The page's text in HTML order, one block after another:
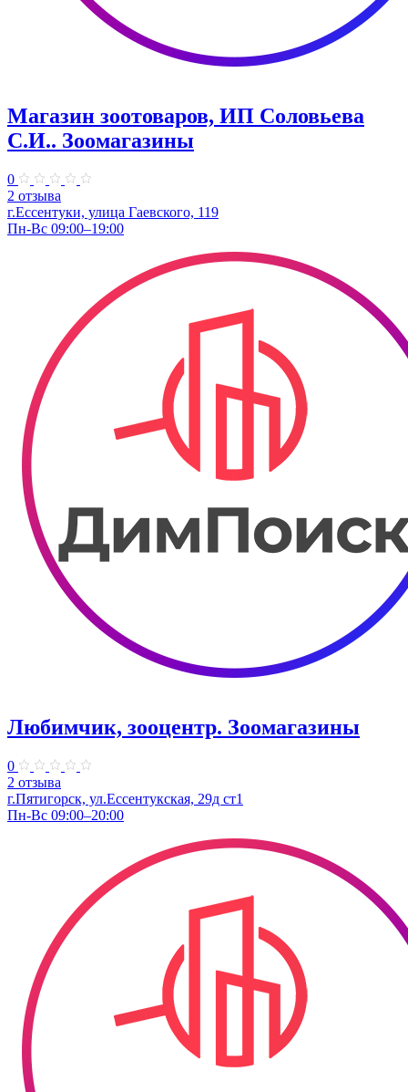
Магазин зоотоваров, ИП Соловьева
С.И.. Зоомагазины
0
2 отзыва
г.Ессентуки, улица Гаевского, 119
Пн-Вс 09:00–19:00
Любимчик, зооцентр. Зоомагазины
0
2 отзыва
г.Пятигорск, ул.Ессентукская, 29д ст1
Пн-Вс 09:00–20:00